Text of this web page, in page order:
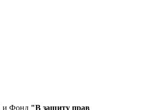
и Фонд "В защиту прав